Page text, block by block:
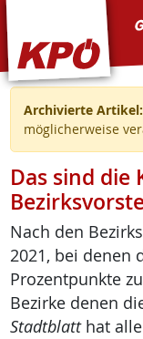
Archivierte Artikel:
möglicherweise
Das sind die
Nach den
2021, bei denen
Prozentpunkte
Bezirke denen
Stadtblatthat alle